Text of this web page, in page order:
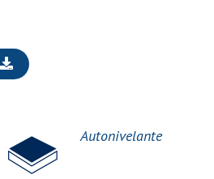
Autonivelante